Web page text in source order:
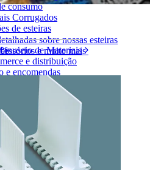
sobre nossas esteiras
e muito mais
consumo
Corrugados
de esteiras
de Materiais
e distribuição
e encomendas
de VE